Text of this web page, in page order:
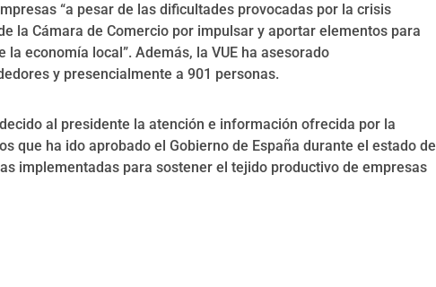
“a pesar de las dificultades provocadas por la crisis
la Cámara de Comercio por impulsar y aportar elementos para
economía local”. Además, la VUE ha asesorado
y presencialmente a 901 personas.
al presidente la atención e información ofrecida por la
que ha ido aprobado el Gobierno de España durante el estado de
implementadas para sostener el tejido productivo de empresas